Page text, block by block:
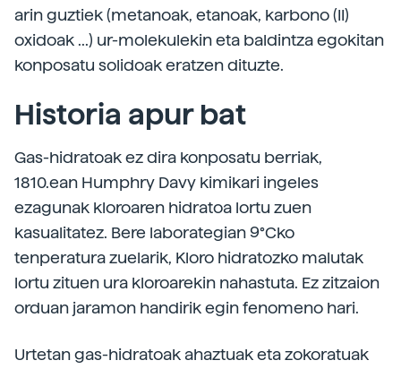
arin guztiek (metanoak, etanoak, karbono (II)
oxidoak ...) ur-molekulekin eta baldintza egokitan
konposatu solidoak eratzen dituzte.
Historia apur bat
Gas-hidratoak ez dira konposatu berriak,
1810.ean Humphry Davy kimikari ingeles
ezagunak kloroaren hidratoa lortu zuen
kasualitatez. Bere laborategian 9°Cko
tenperatura zuelarik, Kloro hidratozko malutak
lortu zituen ura kloroarekin nahastuta. Ez zitzaion
orduan jaramon handirik egin fenomeno hari.
Urtetan gas-hidratoak ahaztuak eta zokoratuak